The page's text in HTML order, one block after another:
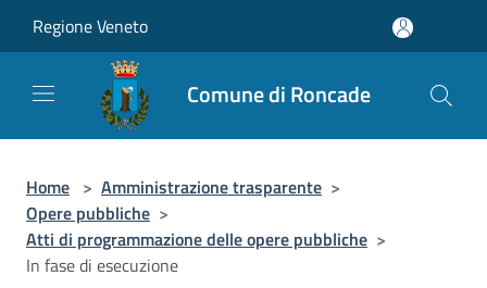
Regione Veneto
Comune di Roncade
Home > Amministrazione trasparente >
Opere pubbliche >
Atti di programmazione delle opere pubbliche >
In fase di esecuzione